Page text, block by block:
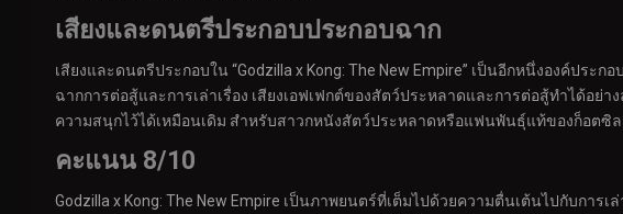
เสียงและดนตรีประกอบประกอบฉาก
เสียงและดนตรีประกอบใน “Godzilla x Kong: The New Empire” เป็นอีกหนึ่งองค์ป
ฉากการต่อสู้และการเล่าเรื่อง เสียงเอฟเฟกต์ของสัตว์ประหลาดและการต่อสู้ทำได้อ
ความสนุกไว้ได้เหมือนเดิม สำหรับสาวกหนังสัตว์ประหลาดหรือแฟนพันธุ์แท้ของก็อตซิ
คะแนน 8/10
Godzilla x Kong: The New Empire เป็นภาพยนตร์ที่เต็มไปด้วยความตื่นเต้นไปกับกา